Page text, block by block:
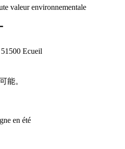
valeur environnementale
Ecueil
能。